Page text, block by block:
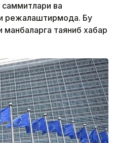
саммитлари ва
режалаштирмоқда. Бу
манбаларга таяниб хабар